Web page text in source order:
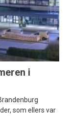
i
som ellers var